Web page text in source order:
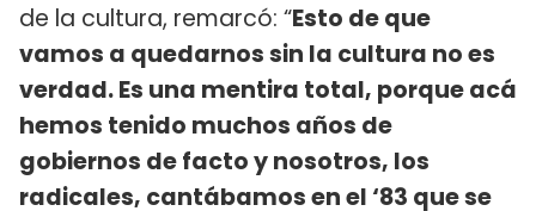
de la cultura, remarcó: “Esto de que
vamos a quedarnos sin la cultura no es
verdad. Es una mentira total, porque acá
hemos tenido muchos años de
gobiernos de facto y nosotros, los
radicales, cantábamos en el ‘83 que se